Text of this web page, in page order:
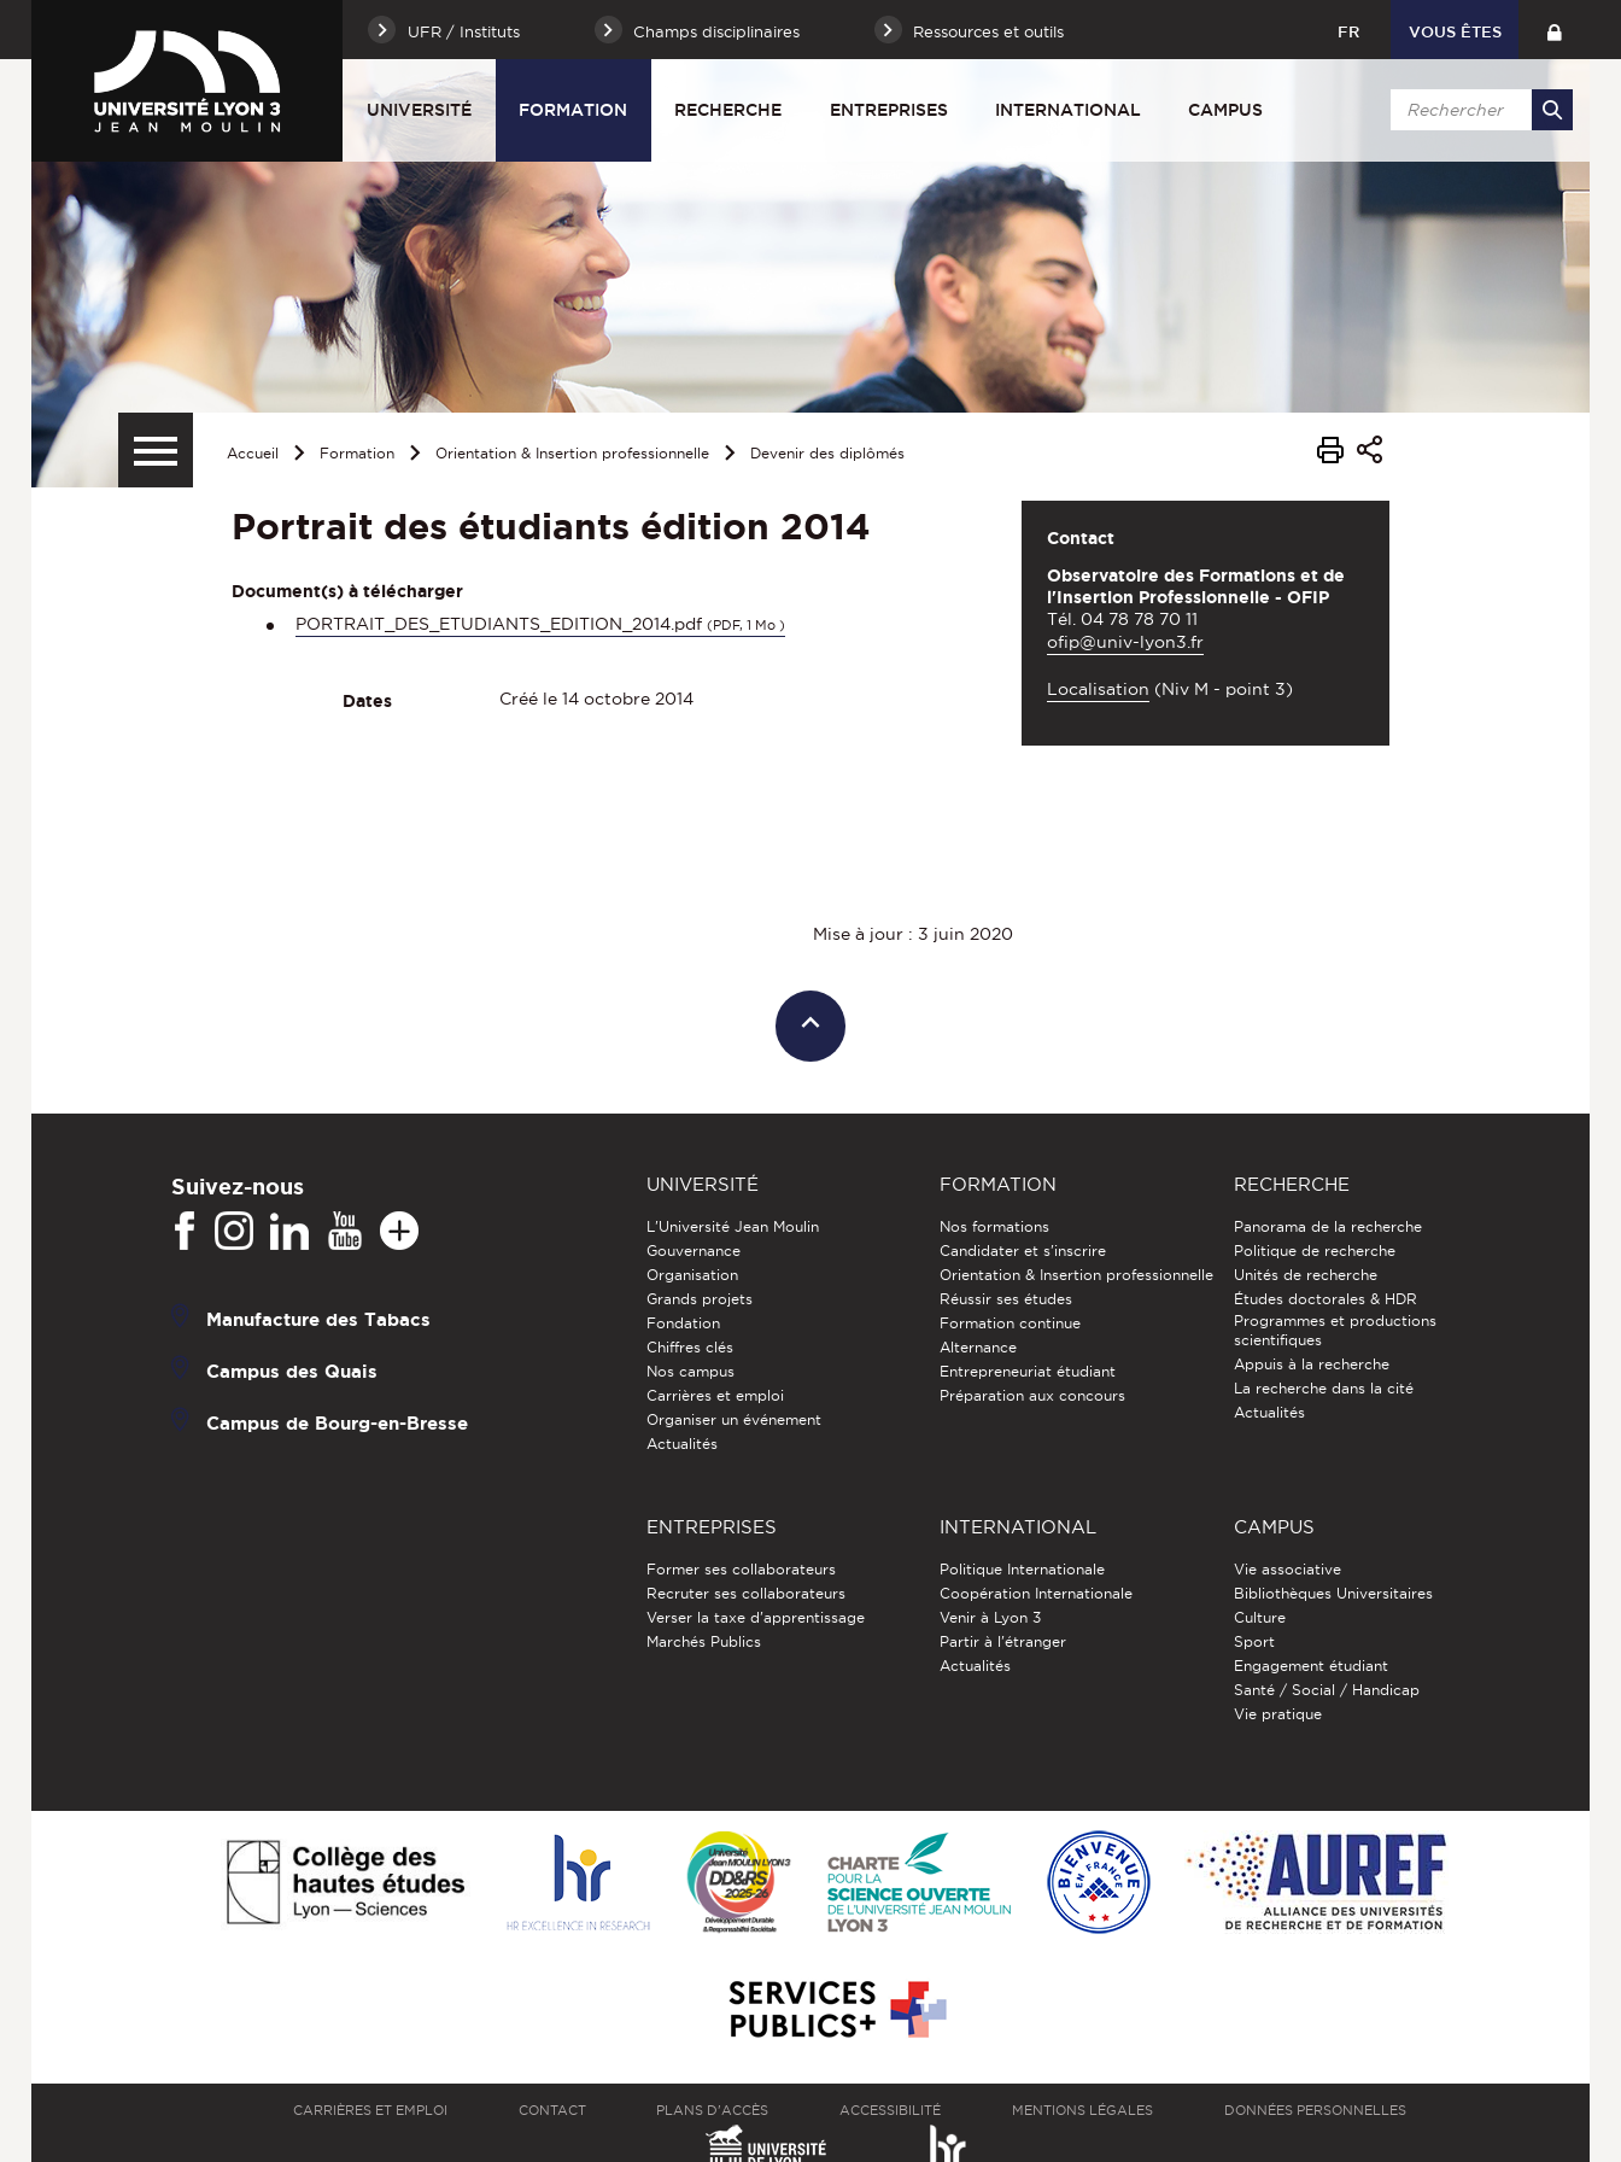
UFR / Instituts Champs disciplinaires Ressources et outils FR VOUS ÊTES
UNIVERSITÉ FORMATION RECHERCHE ENTREPRISES INTERNATIONAL CAMPUS
Accueil Formation Orientation & Insertion professionnelle Devenir des diplômés
Portrait des étudiants édition 2014
Document(s) à télécharger
PORTRAIT_DES_ETUDIANTS_EDITION_2014.pdf (PDF, 1 Mo )
Dates Créé le 14 octobre 2014
Contact
Observatoire des Formations et de
l'Insertion Professionnelle - OFIP
Tél. 04 78 78 70 11
ofip@univ-lyon3.fr
Localisation (Niv M - point 3)
Mise à jour : 3 juin 2020
Suivez-nous
Manufacture des Tabacs
Campus des Quais
Campus de Bourg-en-Bresse
UNIVERSITÉ
L'Université Jean Moulin
Gouvernance
Organisation
Grands projets
Fondation
Chiffres clés
Nos campus
Carrières et emploi
Organiser un événement
Actualités
FORMATION
Nos formations
Candidater et s'inscrire
Orientation & Insertion professionnelle
Réussir ses études
Formation continue
Alternance
Entrepreneuriat étudiant
Préparation aux concours
RECHERCHE
Panorama de la recherche
Politique de recherche
Unités de recherche
Études doctorales & HDR
Programmes et productions
scientifiques
Appuis à la recherche
La recherche dans la cité
Actualités
ENTREPRISES
Former ses collaborateurs
Recruter ses collaborateurs
Verser la taxe d'apprentissage
Marchés Publics
INTERNATIONAL
Politique Internationale
Coopération Internationale
Venir à Lyon 3
Partir à l'étranger
Actualités
CAMPUS
Vie associative
Bibliothèques Universitaires
Culture
Sport
Engagement étudiant
Santé / Social / Handicap
Vie pratique
CARRIÈRES ET EMPLOI CONTACT PLANS D'ACCÈS ACCESSIBILITÉ MENTIONS LÉGALES DONNÉES PERSONNELLES